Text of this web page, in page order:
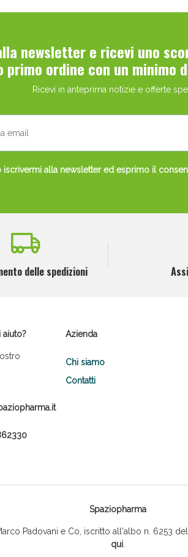
newsletter e ricevi uno
primo ordine con un minimo
Ricevi in anteprima notizie e offerte
iscrivermi alla newsletter ed esprimo il
delle spedizioni
aiuto? Azienda
Chi siamo
Contatti
Spaziopharma
Padovani e Co, iscritto all'albo n. 6253
qui.